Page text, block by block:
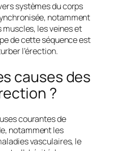
systèmes du corps
notamment
muscles, les veines et
de cette séquence est
l’érection.
causes des
?
courantes de
notamment les
vasculaires, le